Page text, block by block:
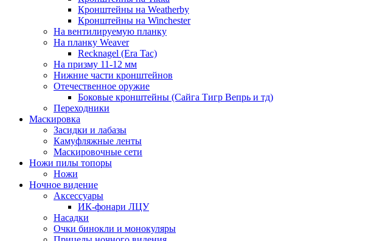
Кронштейны на Weatherby
Кронштейны на Winchester
На вентилируемую планку
На планку Weaver
Recknagel (Era Tac)
На призму 11-12 мм
Нижние части кронштейнов
Отечественное оружие
Боковые кронштейны (Сайга Тигр Вепрь и тд)
Переходники
Маскировка
Засидки и лабазы
Камуфляжные ленты
Маскировочные сети
Ножи пилы топоры
Ножи
Ночное видение
Аксессуары
ИК-фонари ЛЦУ
Насадки
Очки бинокли и монокуляры